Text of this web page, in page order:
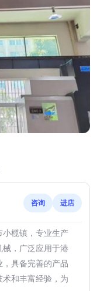
咨询 进店
小榄镇，专业生产
，广泛应用于港
，具备完善的产品
和丰富经验，为